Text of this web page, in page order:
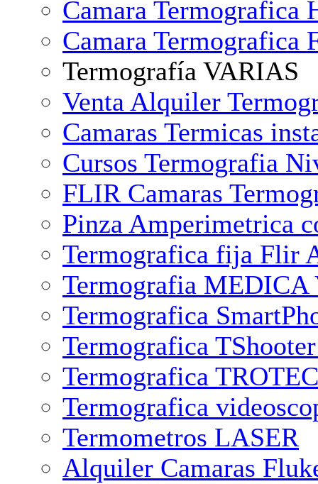
Camara
Camara Termografica
Termografía VARIAS
Venta Alquiler
Camaras Termicas
Cursos Termografia
FLIR Camaras
Pinza Amperimetrica
Termografica fija Flir
Termografia MEDICA
Termografica
Termografica
Termografica
Termografica
Termometros LASER
Alquiler Camaras